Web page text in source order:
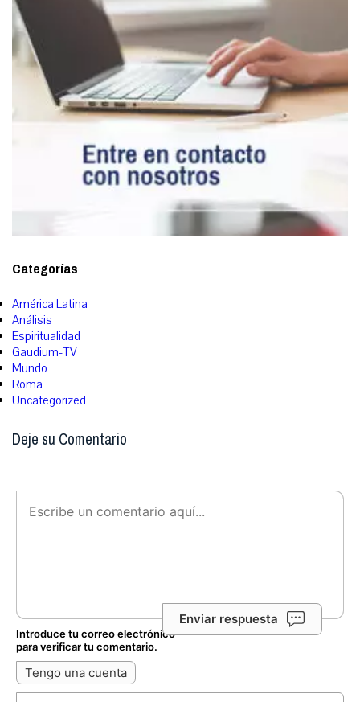
Categorías
América Latina
Análisis
Espiritualidad
Gaudium-TV
Mundo
Roma
Uncategorized
Deje su Comentario
Enviar respuesta
Introduce tu correo electrónico
para verificar tu comentario.
Tengo una cuenta